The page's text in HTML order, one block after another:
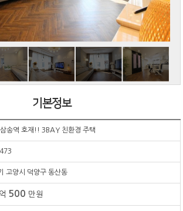
기본정보
송역 호재!! 3BAY 친환경 주택
고양시 덕양구 동산동
억 500 만원